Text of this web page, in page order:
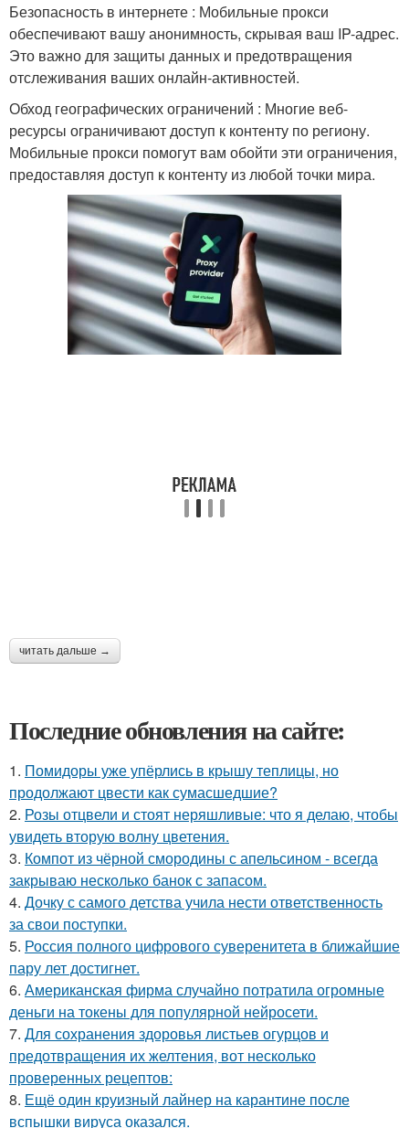
Безопасность в интернете : Мобильные прокси
обеспечивают вашу анонимность, скрывая ваш IP-адрес.
Это важно для защиты данных и предотвращения
отслеживания ваших онлайн-активностей.
Обход географических ограничений : Многие веб-
ресурсы ограничивают доступ к контенту по региону.
Мобильные прокси помогут вам обойти эти ограничения,
предоставляя доступ к контенту из любой точки мира.
читать дальше →
Последние обновления на сайте:
1. Помидоры уже упёрлись в крышу теплицы, но
продолжают цвести как сумасшедшие?
2. Розы отцвели и стоят неряшливые: что я делаю, чтобы
увидеть вторую волну цветения.
3. Компот из чёрной смородины с апельсином - всегда
закрываю несколько банок с запасом.
4. Дочку с самого детства учила нести ответственность
за свои поступки.
5. Россия полного цифрового суверенитета в ближайшие
пару лет достигнет.
6. Американская фирма случайно потратила огромные
деньги на токены для популярной нейросети.
7. Для сохранения здоровья листьев огурцов и
предотвращения их желтения, вот несколько
проверенных рецептов:
8. Ещё один круизный лайнер на карантине после
вспышки вируса оказался.